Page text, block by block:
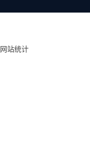
网站统计